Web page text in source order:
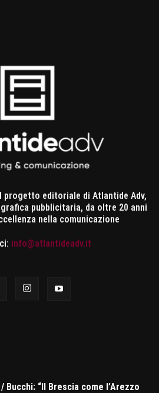
progetto editoriale di Atlantide Adv,
pubblicitaria, da oltre 20 anni
nella comunicazione
info@atlantideadv.it
/ Bucchi: “Il Brescia come l’Arezzo